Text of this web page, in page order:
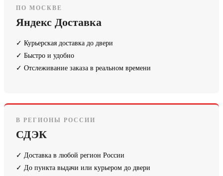
ПО МОСКВЕ
Яндекс Доставка
✓ Курьерская доставка до двери
✓ Быстро и удобно
✓ Отслеживание заказа в реальном времени
В РЕГИОНЫ РОССИИ
СДЭК
✓ Доставка в любой регион России
✓ До пункта выдачи или курьером до двери